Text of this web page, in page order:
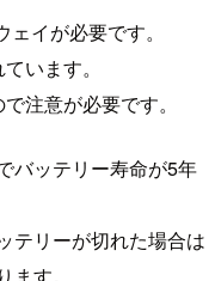
イが必要です。
います。
注意が必要です。
バッテリー寿命が5年
テリーが切れた場合は